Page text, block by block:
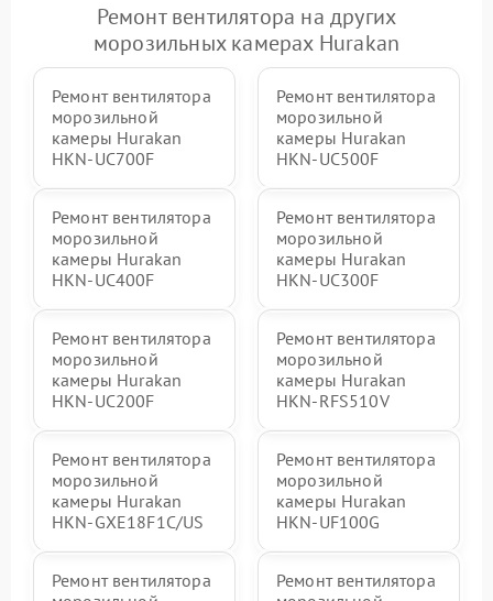
Ремонт вентилятора на других
морозильных камерах Hurakan
Ремонт вентилятора
морозильной
камеры Hurakan
HKN-UC700F
Ремонт вентилятора
морозильной
камеры Hurakan
HKN-UC500F
Ремонт вентилятора
морозильной
камеры Hurakan
HKN-UC400F
Ремонт вентилятора
морозильной
камеры Hurakan
HKN-UC300F
Ремонт вентилятора
морозильной
камеры Hurakan
HKN-UC200F
Ремонт вентилятора
морозильной
камеры Hurakan
HKN-RFS510V
Ремонт вентилятора
морозильной
камеры Hurakan
HKN-GXE18F1C/US
Ремонт вентилятора
морозильной
камеры Hurakan
HKN-UF100G
Ремонт вентилятора
Ремонт вентилятора